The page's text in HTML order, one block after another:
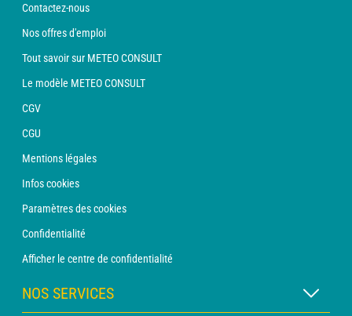
Contactez-nous
Nos offres d'emploi
Tout savoir sur METEO CONSULT
Le modèle METEO CONSULT
CGV
CGU
Mentions légales
Infos cookies
Paramètres des cookies
Confidentialité
Afficher le centre de confidentialité
NOS SERVICES